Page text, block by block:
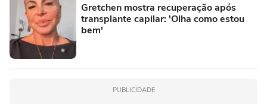
Gretchen mostra recuperação após
transplante capilar: 'Olha como estou
bem'
PUBLICIDADE